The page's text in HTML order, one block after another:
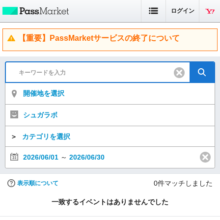
ログイン
【重要】PassMarketサービスの終了について
開催地を選択
シュガラボ
＞ カテゴリを選択
2026/06/01 ～ 2026/06/30
表示順について 0件マッチしました
一致するイベントはありませんでした